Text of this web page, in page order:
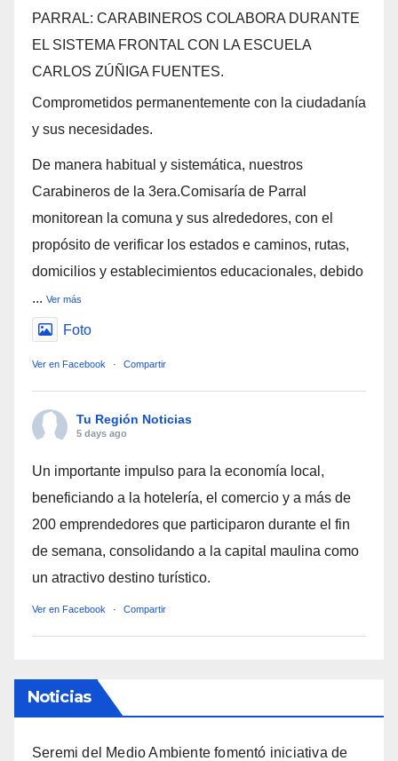
PARRAL: CARABINEROS COLABORA DURANTE
EL SISTEMA FRONTAL CON LA ESCUELA
CARLOS ZÚÑIGA FUENTES.
Comprometidos permanentemente con la ciudadanía
y sus necesidades.
De manera habitual y sistemática, nuestros
Carabineros de la 3era.Comisaría de Parral
monitorean la comuna y sus alrededores, con el
propósito de verificar los estados e caminos, rutas,
domicilios y establecimientos educacionales, debido
... Ver más
Foto
Ver en Facebook · Compartir
Tu Región Noticias
5 days ago
Un importante impulso para la economía local,
beneficiando a la hotelería, el comercio y a más de
200 emprendedores que participaron durante el fin
de semana, consolidando a la capital maulina como
un atractivo destino turístico.
Ver en Facebook · Compartir
Noticias
Seremi del Medio Ambiente fomentó iniciativa de